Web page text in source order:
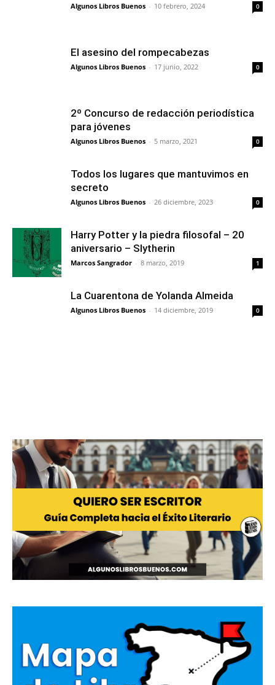
Algunos Libros Buenos - 10 febrero, 2024 0
El asesino del rompecabezas
Algunos Libros Buenos - 17 junio, 2022 0
2º Concurso de redacción periodística
para jóvenes
Algunos Libros Buenos - 5 marzo, 2021 0
Todos los lugares que mantuvimos en
secreto
Algunos Libros Buenos - 26 diciembre, 2023 0
Harry Potter y la piedra filosofal – 20
aniversario – Slytherin
Marcos Sangrador - 8 marzo, 2019 1
La Cuarentona de Yolanda Almeida
Algunos Libros Buenos - 14 diciembre, 2019 0